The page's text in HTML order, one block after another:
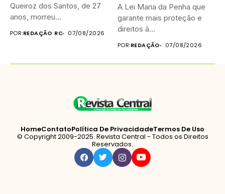
Queiroz dos Santos, de 27
anos, morreu...
POR:REDAÇÃO RC 07/08/2026
A Lei Maria da Penha que
garante mais proteção e
direitos à...
POR:REDAÇÃO 07/08/2026
HomeContatoPolítica De PrivacidadeTermos De Uso
© Copyright 2009-2025. Revista Central - Todos os Direitos
Reservados.